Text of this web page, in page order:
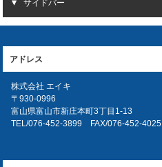
サイドバー
アドレス
株式会社 エイキ
〒930-0996
富山県富山市新庄本町3丁目1-13
TEL/076-452-3899 FAX/076-452-4025